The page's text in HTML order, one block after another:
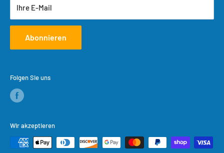
Servicebedingungen
Ihre E-Mail
Abonnieren
Folgen Sie uns
Wir akzeptieren